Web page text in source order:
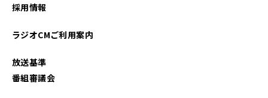
採用情報
ラジオCMご利用案内
放送基準
番組審議会